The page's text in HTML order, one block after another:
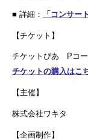
■ 詳細： 「コンサー
【チケット】
チケットぴあ Pコー
チケットの購入はこ
【主催】
株式会社ワキタ
【企画制作】